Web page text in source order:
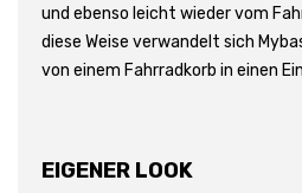
und ebenso leicht wieder vom
diese Weise verwandelt sich
von einem Fahrradkorb in einen
EIGENER LOOK